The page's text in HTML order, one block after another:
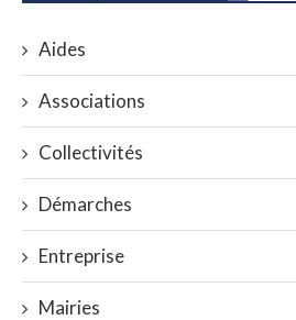
Aides
Associations
Collectivités
Démarches
Entreprise
Mairies